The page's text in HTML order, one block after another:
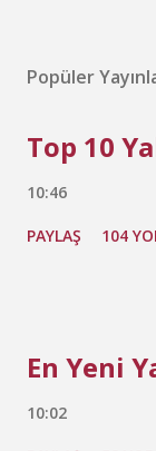
Popüler
Top 10
10:46
PAYLAŞ 104
En Yeni
10:02